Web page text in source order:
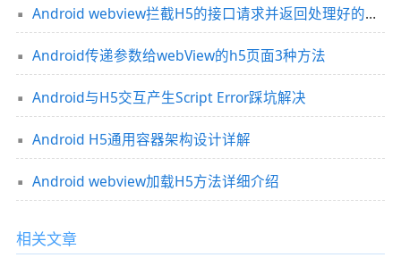
Android webview拦截H5的接口请求并返回处理好的数据代码示例
Android传递参数给webView的h5页面3种方法
Android与H5交互产生Script Error踩坑解决
​​​​​​​Android H5通用容器架构设计详解
Android webview加载H5方法详细介绍
相关文章